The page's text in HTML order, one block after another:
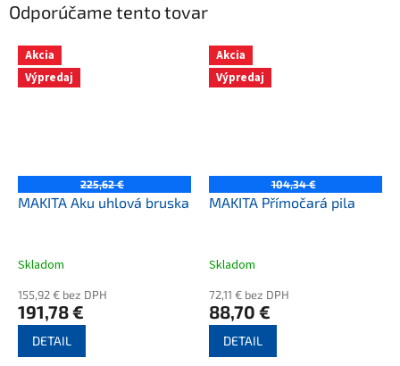
Odporúčame tento tovar
Akcia
Výpredaj
225,62 €
MAKITA Aku uhlová bruska
Skladom
155,92 € bez DPH
191,78 €
DETAIL
Akcia
Výpredaj
104,34 €
MAKITA Přímočará pila
Skladom
72,11 € bez DPH
88,70 €
DETAIL